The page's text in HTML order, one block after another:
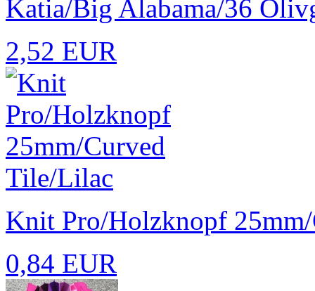
Katia/Big Alabama/36
2,52 EUR
Knit Pro/Holzknopf
0,84 EUR